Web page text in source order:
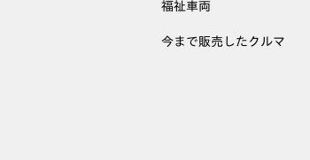
福祉車両
今まで販売したクルマ